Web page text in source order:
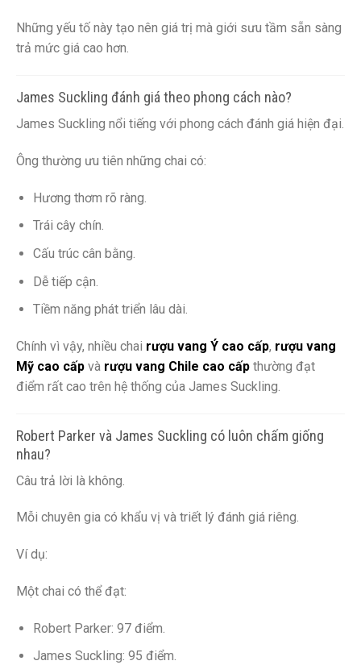
Những yếu tố này tạo nên giá trị mà giới sưu tầm sẵn sàng
trả mức giá cao hơn.
James Suckling đánh giá theo phong cách nào?
James Suckling nổi tiếng với phong cách đánh giá hiện đại.
Ông thường ưu tiên những chai có:
Hương thơm rõ ràng.
Trái cây chín.
Cấu trúc cân bằng.
Dễ tiếp cận.
Tiềm năng phát triển lâu dài.
Chính vì vậy, nhiều chai rượu vang Ý cao cấp, rượu vang
Mỹ cao cấp và rượu vang Chile cao cấp thường đạt
điểm rất cao trên hệ thống của James Suckling.
Robert Parker và James Suckling có luôn chấm giống
nhau?
Câu trả lời là không.
Mỗi chuyên gia có khẩu vị và triết lý đánh giá riêng.
Ví dụ:
Một chai có thể đạt:
Robert Parker: 97 điểm.
James Suckling: 95 điểm.